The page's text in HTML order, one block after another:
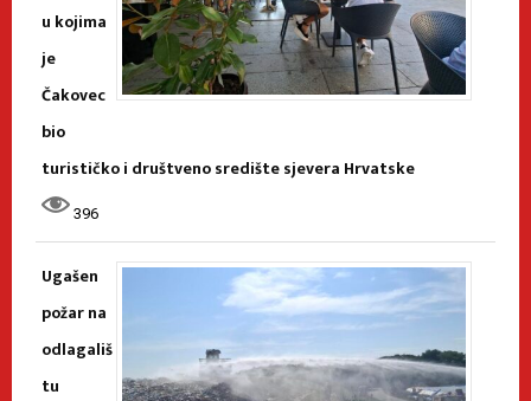
u kojima
je
Čakovec
bio
turističko i društveno središte sjevera Hrvatske
396
Ugašen
požar na
odlagališ
tu